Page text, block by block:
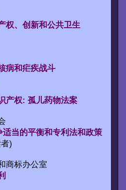
权、创新和公共卫生
病和疟疾战斗
产权: 孤儿药物法案
当的平衡和专利法和政策
)
商标办公室